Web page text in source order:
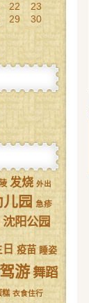
22
23
29
30
发烧 外出
儿园 急疹
沈阳公园
疫苗 睡姿
游舞蹈
糕 衣食住行